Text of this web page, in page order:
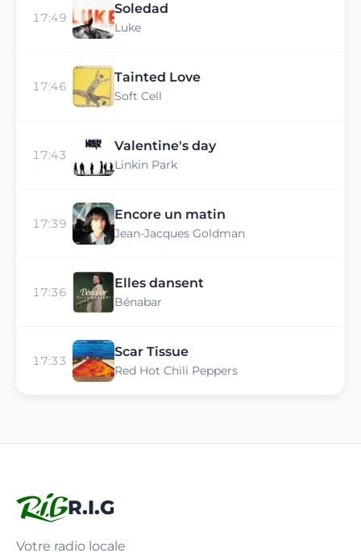
17:49
Soledad
Luke
17:46
Tainted Love
Soft Cell
17:43
Valentine's day
Linkin Park
17:39
Encore un matin
Jean-Jacques Goldman
17:36
Elles dansent
Bénabar
17:33
Scar Tissue
Red Hot Chili Peppers
R.I.G
Votre radio locale